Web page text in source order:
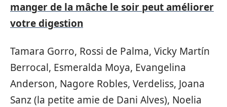
manger de la mâche le soir peut améliorer
votre digestion
Tamara Gorro, Rossi de Palma, Vicky Martín
Berrocal, Esmeralda Moya, Evangelina
Anderson, Nagore Robles, Verdeliss, Joana
Sanz (la petite amie de Dani Alves), Noelia